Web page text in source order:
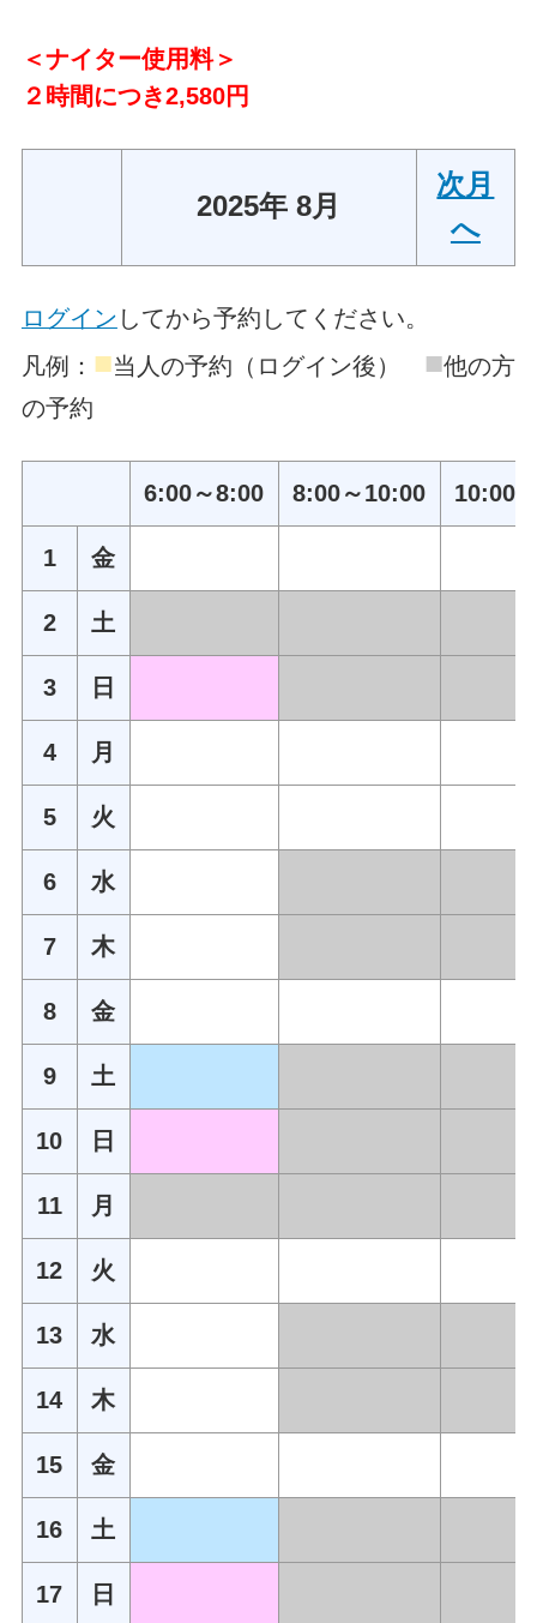
＜ナイター使用料＞
２時間につき2,580円
2025年 8月
次月
へ
ログイン してから予約してください。
凡例： ■当人の予約（ログイン後） ■他の方
の予約
6:00～8:00 8:00～10:00 10:00
1 金
2 土
3 日
4 月
5 火
6 水
7 木
8 金
9 土
10 日
11 月
12 火
13 水
14 木
15 金
16 土
17 日